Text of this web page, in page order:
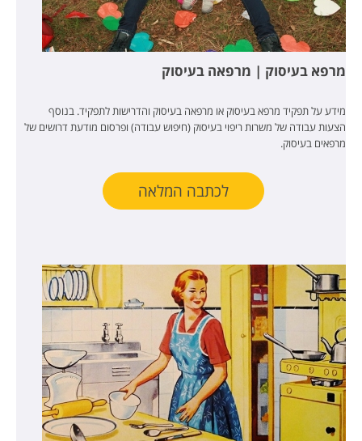
מרפא בעיסוק | מרפאה בעיסוק
מידע על תפקיד מרפא בעיסוק או מרפאה בעיסוק והדרישות לתפקיד. בנוסף
הצעות עבודה של משרות ריפוי בעיסוק (חיפוש עבודה) ופרסום מודעת דרושים של
מרפאים בעיסוק.
לכתבה המלאה